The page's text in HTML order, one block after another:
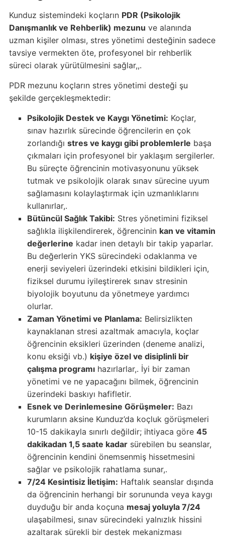
Kunduz sistemindeki koçların PDR (Psikolojik
Danışmanlık ve Rehberlik) mezunu ve alanında
uzman kişiler olması, stres yönetimi desteğinin sadece
tavsiye vermekten öte, profesyonel bir rehberlik
süreci olarak yürütülmesini sağlar,,.
PDR mezunu koçların stres yönetimi desteği şu
şekilde gerçekleşmektedir:
Psikolojik Destek ve Kaygı Yönetimi: Koçlar,
sınav hazırlık sürecinde öğrencilerin en çok
zorlandığı stres ve kaygı gibi problemlerle başa
çıkmaları için profesyonel bir yaklaşım sergilerler.
Bu süreçte öğrencinin motivasyonunu yüksek
tutmak ve psikolojik olarak sınav sürecine uyum
sağlamasını kolaylaştırmak için uzmanlıklarını
kullanırlar,.
Bütüncül Sağlık Takibi: Stres yönetimini fiziksel
sağlıkla ilişkilendirerek, öğrencinin kan ve vitamin
değerlerine kadar inen detaylı bir takip yaparlar.
Bu değerlerin YKS sürecindeki odaklanma ve
enerji seviyeleri üzerindeki etkisini bildikleri için,
fiziksel durumu iyileştirerek sınav stresinin
biyolojik boyutunu da yönetmeye yardımcı
olurlar.
Zaman Yönetimi ve Planlama: Belirsizlikten
kaynaklanan stresi azaltmak amacıyla, koçlar
öğrencinin eksikleri üzerinden (deneme analizi,
konu eksiği vb.) kişiye özel ve disiplinli bir
çalışma programıhazırlarlar,. İyi bir zaman
yönetimi ve ne yapacağını bilmek, öğrencinin
üzerindeki baskıyı hafifletir.
Esnek ve Derinlemesine Görüşmeler: Bazı
kurumların aksine Kunduz’da koçluk görüşmeleri
10-15 dakikayla sınırlı değildir; ihtiyaca göre 45
dakikadan 1,5 saate kadarsürebilen bu seanslar,
öğrencinin kendini önemsenmiş hissetmesini
sağlar ve psikolojik rahatlama sunar,.
7/24 Kesintisiz İletişim: Haftalık seanslar dışında
da öğrencinin herhangi bir sorununda veya kaygı
duyduğu bir anda koçuna mesaj yoluyla 7/24
ulaşabilmesi, sınav sürecindeki yalnızlık hissini
azaltarak sürekli bir destek mekanizması